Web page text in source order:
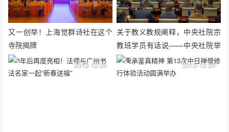
又一创举！上海觉群诗社在这个
寺院揭牌
关于教义教规阐释，中央社院宗
教班学员有话说——中央社院举
办“宗教对话与交流”学员论坛
2012-12-20 2012-12-20